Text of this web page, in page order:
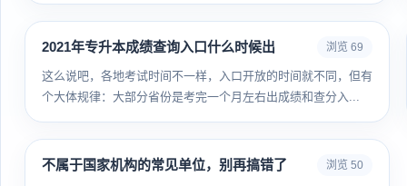
2021年专升本成绩查询入口什么时候出 浏览 69
这么说吧，各地考试时间不一样，入口开放的时间就不同，但有
个大体规律：大部分省份是考完一个月左右出成绩和查分入...
不属于国家机构的常见单位，别再搞错了 浏览 50